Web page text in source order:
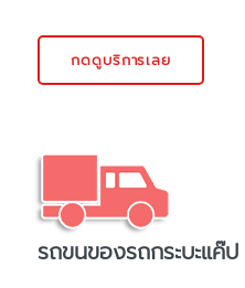
กดดูบริการเลย
รถขนของรถกระบะแค๊ป